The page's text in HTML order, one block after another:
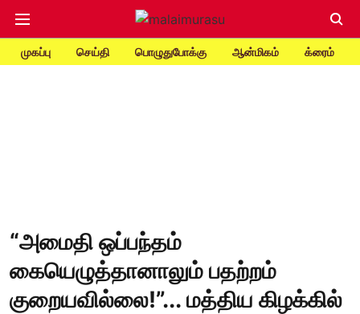
முகப்பு செய்தி பொழுதுபோக்கு ஆன்மிகம் க்ரைம்
“அமைதி ஒப்பந்தம்
கையெழுத்தானாலும் பதற்றம்
குறையவில்லை!”... மத்திய கிழக்கில்